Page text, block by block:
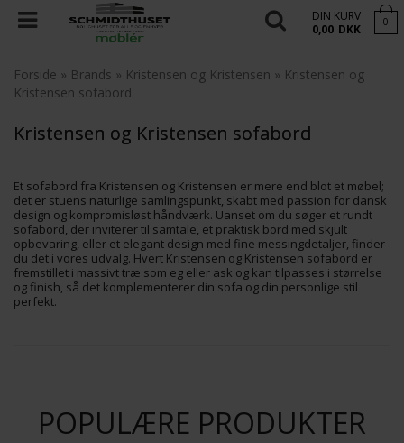
DIN KURV
0,00 DKK 0
Forside » Brands » Kristensen og Kristensen » Kristensen og
Kristensen sofabord
Kristensen og Kristensen sofabord
Et sofabord fra Kristensen og Kristensen er mere end blot et møbel;
det er stuens naturlige samlingspunkt, skabt med passion for dansk
design og kompromisløst håndværk. Uanset om du søger et rundt
sofabord, der inviterer til samtale, et praktisk bord med skjult
opbevaring, eller et elegant design med fine messingdetaljer, finder
du det i vores udvalg. Hvert Kristensen og Kristensen sofabord er
fremstillet i massivt træ som eg eller ask og kan tilpasses i størrelse
og finish, så det komplementerer din sofa og din personlige stil
perfekt.
POPULÆRE PRODUKTER